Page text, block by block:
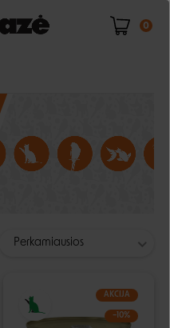
0
Perkamiausios
AKCIJA
−10%